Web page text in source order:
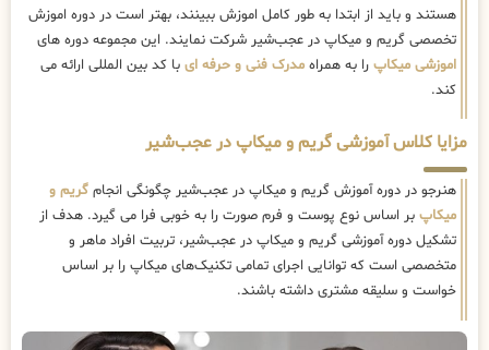
هستند و باید از ابتدا به طور کامل اموزش ببینند، بهتر است در دوره اموزش
تخصصی گریم و میکاپ در عجب‌شیر شرکت نمایند. این مجموعه دوره های
اموزشی میکاپ را به همراه مدرک فنی و حرفه ای با کد بین المللی ارائه می
کند.
مزایا کلاس آموزشی گریم و میکاپ در عجب‌شیر
هنرجو در دوره آموزش گریم و میکاپ در عجب‌شیر چگونگی انجام گریم و
میکاپ بر اساس نوع پوست و فرم صورت را به خوبی فرا می گیرد. هدف از
تشکیل دوره آموزشی گریم و میکاپ در عجب‌شیر، تربیت افراد ماهر و
متخصصی است که توانایی اجرای تمامی تکنیک‌های میکاپ را بر اساس
خواست و سلیقه مشتری داشته باشند.